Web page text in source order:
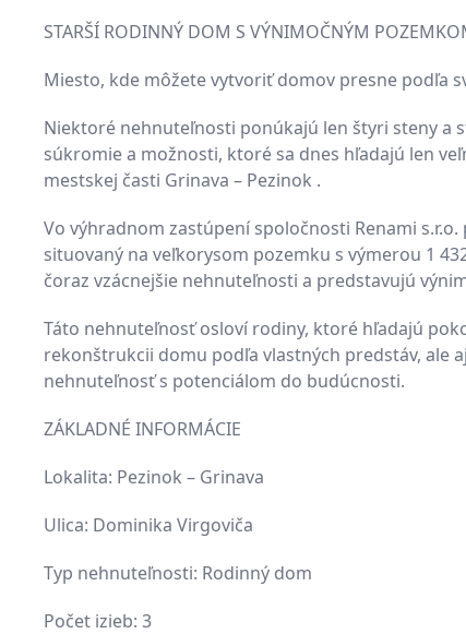
STARŠÍ RODINNÝ DOM S VÝNIMOČNÝM
Miesto, kde môžete vytvoriť domov presne podľa
Niektoré nehnuteľnosti ponúkajú len štyri steny a
súkromie a možnosti, ktoré sa dnes hľadajú len
mestskej časti Grinava – Pezinok .
Vo výhradnom zastúpení spoločnosti Renami
situovaný na veľkorysom pozemku s výmerou 1
čoraz vzácnejšie nehnuteľnosti a predstavujú
Táto nehnuteľnosť osloví rodiny, ktoré hľadajú
rekonštrukcii domu podľa vlastných predstáv, ale
nehnuteľnosť s potenciálom do budúcnosti.
ZÁKLADNÉ INFORMÁCIE
Lokalita: Pezinok – Grinava
Ulica: Dominika Virgoviča
Typ nehnuteľnosti: Rodinný dom
Počet izieb: 3